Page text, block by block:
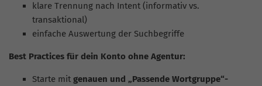
klare Trennung nach Intent (informativ vs.
transaktional)
einfache Auswertung der Suchbegriffe
Best Practices für dein Konto ohne Agentur:
Starte mit genauen und „Passende Wortgruppe“-